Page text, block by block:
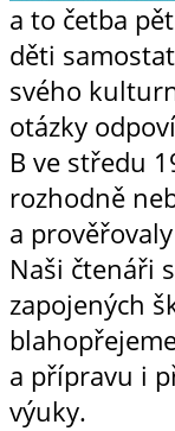
a to četba
děti
svého
otázky
B ve středu
rozhodně
a
Naši čtenáři
zapojených
a přípravu i
výuky.